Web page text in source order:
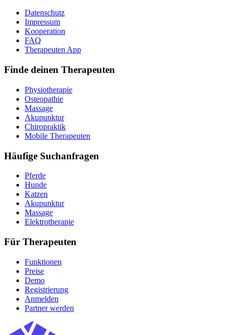
Datenschutz
Impressum
Kooperation
FAQ
Therapeuten App
Finde deinen Therapeuten
Physiotherapie
Osteopathie
Massage
Akupunktur
Chiropraktik
Mobile Therapeuten
Häufige Suchanfragen
Pferde
Hunde
Katzen
Akupunktur
Massage
Elektrotherapie
Für Therapeuten
Funktionen
Preise
Demo
Registrierung
Anmelden
Partner werden